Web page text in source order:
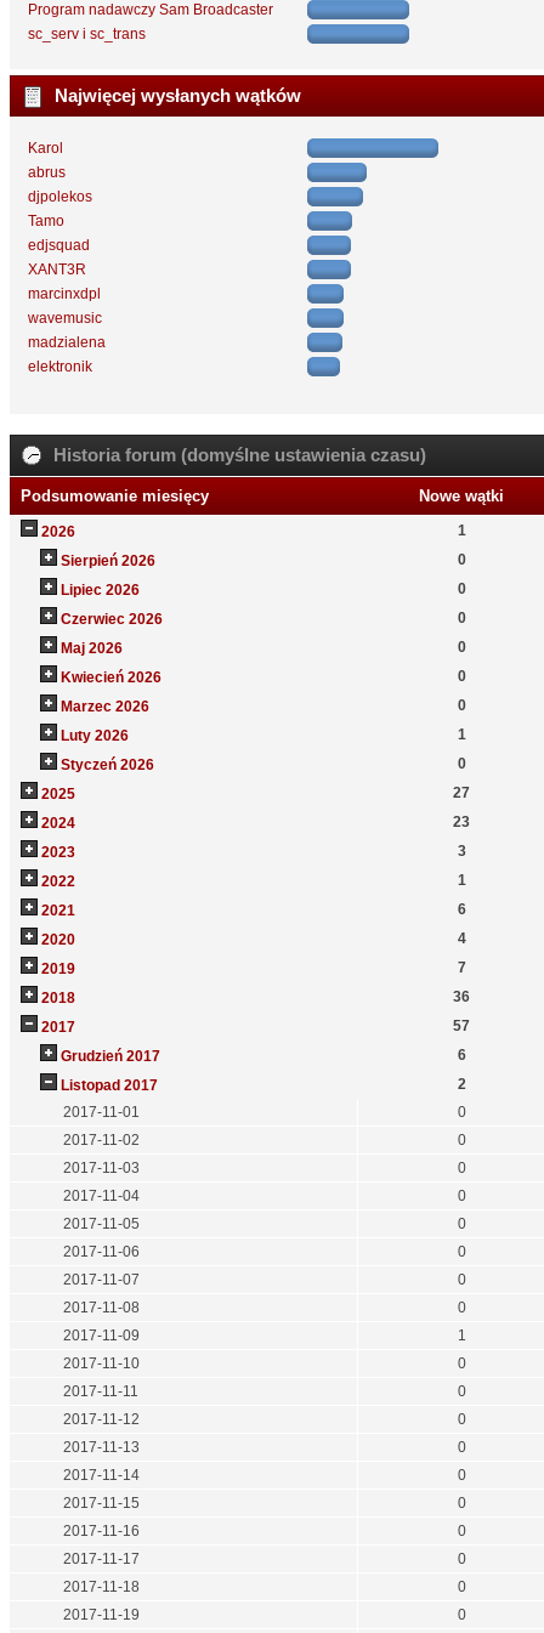
Program nadawczy Sam Broadcaster
sc_serv i sc_trans
Najwięcej wysłanych wątków
Karol
abrus
djpolekos
Tamo
edjsquad
XANT3R
marcinxdpl
wavemusic
madzialena
elektronik
Historia forum (domyślne ustawienia czasu)
Podsumowanie miesięcy Nowe wątki
2026
1
Sierpień 2026
0
Lipiec 2026
0
Czerwiec 2026
0
Maj 2026
0
Kwiecień 2026
0
Marzec 2026
0
Luty 2026
1
Styczeń 2026
0
2025
27
2024
23
2023
3
2022
1
2021
6
2020
4
2019
7
2018
36
2017
57
Grudzień 2017
6
Listopad 2017
2
2017-11-01
0
2017-11-02
0
2017-11-03
0
2017-11-04
0
2017-11-05
0
2017-11-06
0
2017-11-07
0
2017-11-08
0
2017-11-09
1
2017-11-10
0
2017-11-11
0
2017-11-12
0
2017-11-13
0
2017-11-14
0
2017-11-15
0
2017-11-16
0
2017-11-17
0
2017-11-18
0
2017-11-19
0